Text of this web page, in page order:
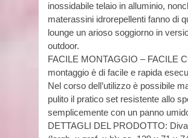
inossidabile telaio in alluminio,
materassini idrorepellenti fanno di
lounge un arioso soggiorno in
outdoor.
FACILE MONTAGGIO – FACILE
montaggio è di facile e rapida
Nel corso dell’utilizzo è possibile
pulito il pratico set resistente allo
semplicemente con un panno
DETTAGLI DEL PRODOTTO: